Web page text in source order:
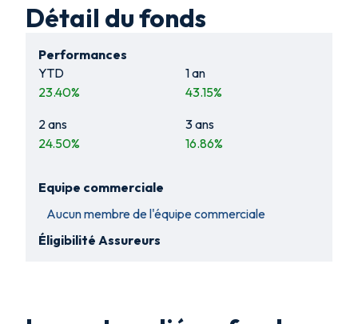
Détail du fonds
Performances
YTD
23.40%
1 an
43.15%
2 ans
24.50%
3 ans
16.86%
Equipe commerciale
Aucun membre de l'équipe commerciale
Éligibilité Assureurs